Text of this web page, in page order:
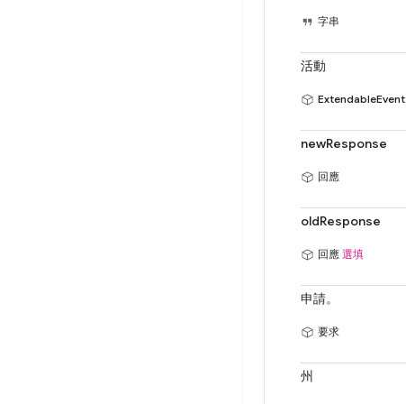
字串
活動
ExtendableEvent
newResponse
回應
oldResponse
回應 選填
申請。
要求
州